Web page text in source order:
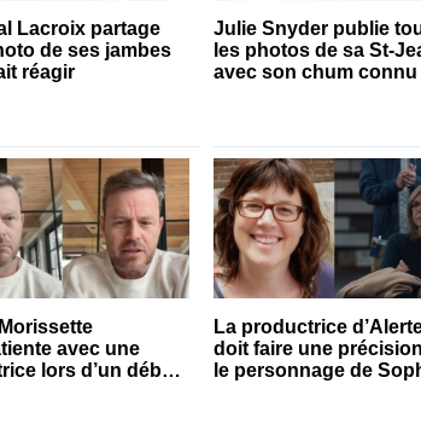
Lacroix partage
de ses jambes
réagir
Julie Snyder publie
les photos de sa St-
avec son chum connu
avec une
lors d’un débat
La productrice
doit faire une
le personnage de